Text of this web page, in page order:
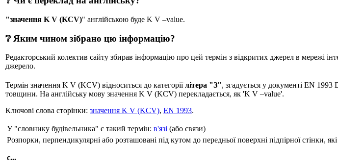
"значення K V (KCV)" англійською буде K V –value.
❔ Яким чином зібрано цю інформацію?
Редакторський колектив сайту збирав інформацію про цей термін з відкритих джерел в мережі
джерело.
Термін значення K V (KCV) відноситься до категоріїлітера "З", згадується у документі EN 1993
товщини. На англійську мову значення K V (KCV) перекладається, як 'K V –value'.
Ключові слова сторінки: значення K V (KCV), EN 1993.
У "словнику будівельника" є такий термін: в'язі (або связи)
Розпорки, перпендикулярні або розташовані під кутом до передньої поверхні підпірної стінки,
с...